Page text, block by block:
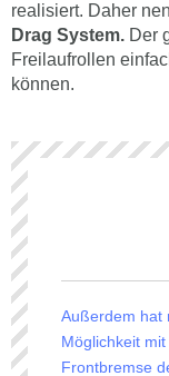
realisiert. Daher
Drag System. Der
Freilaufrollen
können.
Außerdem hat
Möglichkeit
Frontbremse